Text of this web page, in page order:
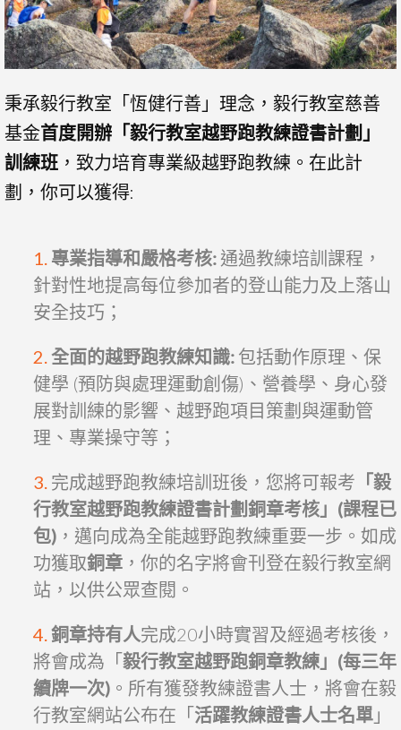
秉承毅行教室「恆健行善」理念，毅行教室慈善
基金首度開辦「毅行教室越野跑教練證書計劃」
訓練班 ，致力培育專業級越野跑教練。在此計
劃，你可以獲得:
專業指導和嚴格考核: 通過教練培訓課程，
針對性地提高每位參加者的登山能力及上落山
安全技巧；
全面的越野跑教練知識: 包括動作原理、保
健學 (預防與處理運動創傷)、營養學、身心發
展對訓練的影響、越野跑項目策劃與運動管
理、專業操守等；
完成越野跑教練培訓班後，您將可報考 「毅
行教室越野跑教練證書計劃銅章考核」(課程已
包) ，邁向成為全能越野跑教練重要一步。如成
功獲取銅章 ，你的名字將會刊登在毅行教室網
站，以供公眾查閱。
銅章持有人完成20小時實習及經過考核後，
將會成為「毅行教室越野跑銅章教練」(每三年
續牌一次) 。所有獲發教練證書人士，將會在毅
行教室網站公布在「活躍教練證書人士名單 」